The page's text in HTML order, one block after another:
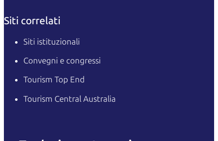
Siti correlati
Siti istituzionali
Convegni e congressi
Tourism Top End
Tourism Central Australia